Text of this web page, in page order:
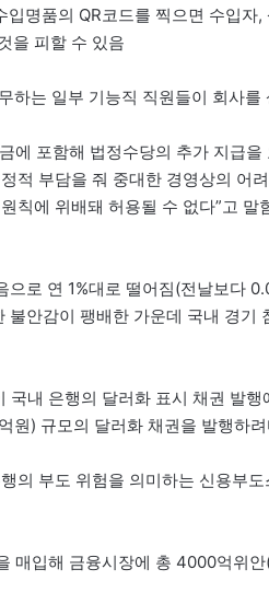
명품의 QR코드를 찍으면 수입자
을 피할 수 있음
하는 일부 기능직 직원들이 회사
에 포함해 법정수당의 추가 지급
적 부담을 줘 중대한 경영상의 어
칙에 위배돼 허용될 수 없다”고 말
으로 연 1%대로 떨어짐(전날보다
안감이 팽배한 가운데 국내 경기
국내 은행의 달러화 표시 채권 발
원) 규모의 달러화 채권을 발행하
의 부도 위험을 의미하는 신용부
매입해 금융시장에 총 4000억위